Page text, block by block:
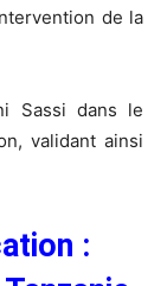
de la
Sassi dans le
validant ainsi
: